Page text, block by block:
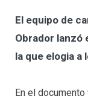
El equipo de
Obrador lanzó
la que elogia a
En el